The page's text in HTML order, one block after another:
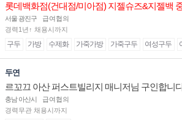
롯데백화점(건대점/미아점) 지젤슈즈&지젤백
인합니다
서울 광진구
급여협의
경력1년↑ 채용시까지
구두 가방 수제화 가죽가방 가죽구두 여성구두
두연
르꼬끄 아산 퍼스트빌리지 매니저님 구인합니
충남 아산시
급여협의
경력무관 채용시까지